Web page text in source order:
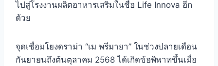
ไปสู่โรงงานผลิตอาหารเสริมในชื่อ Life Innova อีก
ด้วย
จุดเชื่อมโยงดราม่า “เม พรีมายา” ในช่วงปลายเดือน
กันยายนถึงต้นตุลาคม 2568 ได้เกิดข้อพิพาทขึ้นเมื่อ